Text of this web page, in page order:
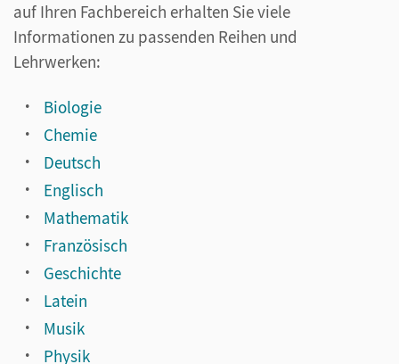
auf Ihren Fachbereich erhalten Sie viele
Informationen zu passenden Reihen und
Lehrwerken:
Biologie
Chemie
Deutsch
Englisch
Mathematik
Französisch
Geschichte
Latein
Musik
Physik